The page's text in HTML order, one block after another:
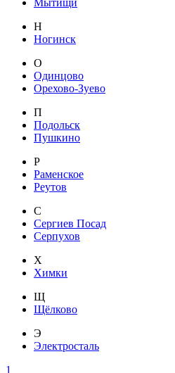
Мытищи
Н
Ногинск
О
Одинцово
Орехово-Зуево
П
Подольск
Пушкино
Р
Раменское
Реутов
С
Сергиев Посад
Серпухов
Х
Химки
Щ
Щёлково
Э
Электросталь
1